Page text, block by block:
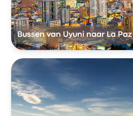
Bussen van Uyuni naar La Paz